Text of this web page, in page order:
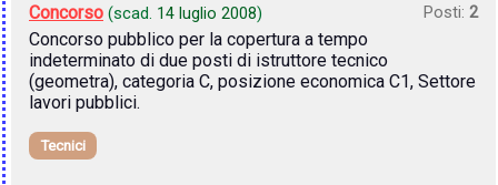
Concorso (scad. 14 luglio 2008) Posti: 2
Concorso pubblico per la copertura a tempo
indeterminato di due posti di istruttore tecnico
(geometra), categoria C, posizione economica C1, Settore
lavori pubblici.
Tecnici